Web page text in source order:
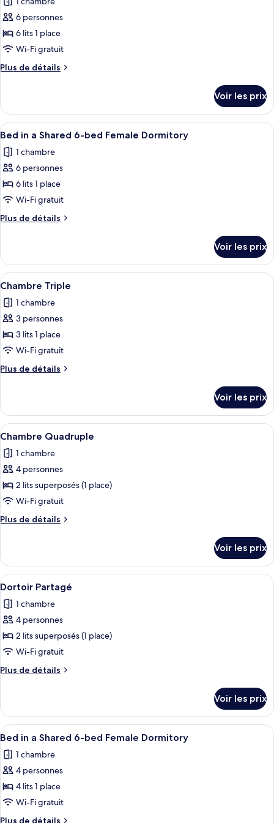
10-
bed
FEMALE
Dormitory
Bed
in
Shared
10-
FEMALE
les
photos
pour
ce
type
de
Bed
in
a
Shared
6bed
Mixed
Dormitory
6 personnes
6 lits 1 place
Wi-Fi gratuit
Plus de détails
Plus
le
type
de
Bed
in
Shared
6bed
Dormitory
Voir les prix
Afficher
toutes
les
photos
pour
ce
type
de
Bed
in
a
Shared
6-
bed
Female
Dormitory
Bed in a Shared 6-bed Female
4
Bed in a Shared 6-bed Female Dormitory
1 chambre
6 personnes
6 lits 1 place
Wi-Fi gratuit
Plus de détails
Plus
le
type
de
Bed
in
Shared
6-
Female
Voir les prix
Afficher
toutes
les
photos
pour
ce
type
de
Chambre
Triple
Une chambre avec des lits
4
Chambre Triple
1 chambre
3 personnes
3 lits 1 place
Wi-Fi gratuit
Plus de détails
Plus
le
type
de
Chambre
Triple
Voir les prix
Afficher
toutes
les
photos
pour
ce
type
de
Chambre
Quadruple
Une chambre avec des lits
4
Chambre Quadruple
1 chambre
4 personnes
2 lits superposés (1 place)
Wi-Fi gratuit
Plus de détails
Plus
le
type
de
Chambre
Quadruple
Voir les prix
Afficher
toutes
les
photos
pour
ce
type
de
Dortoir
Partagé
Une chambre avec des lits
4
Dortoir Partagé
1 chambre
4 personnes
2 lits superposés (1 place)
Wi-Fi gratuit
Plus de détails
Plus
le
type
de
Dortoir
Partagé
Voir les prix
Afficher
toutes
les
photos
pour
ce
type
Une chambre de dortoir avec des
4
Bed in a Shared 6-bed Female Dormitory
1 chambre
4 personnes
4 lits 1 place
Wi-Fi gratuit
Plus de détails
Plus